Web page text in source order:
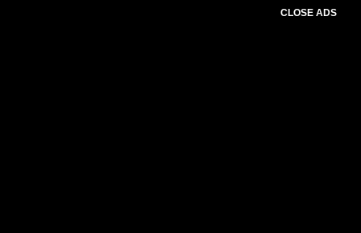
CLOSE ADS